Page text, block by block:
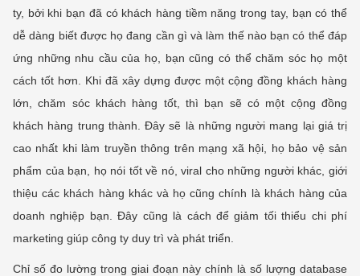
ty, bởi khi bạn đã có khách hàng tiềm năng trong tay, bạn có thể
dễ dàng biết được họ đang cần gì và làm thế nào bạn có thể đáp
ứng những nhu cầu của họ, bạn cũng có thể chăm sóc họ một
cách tốt hơn. Khi đã xây dựng được một cộng đồng khách hàng
lớn, chăm sóc khách hàng tốt, thì bạn sẽ có một cộng đồng
khách hàng trung thành. Đây sẽ là những người mang lại giá trị
cao nhất khi làm truyền thông trên mạng xã hội, họ bảo vệ sản
phẩm của bạn, họ nói tốt về nó, viral cho những người khác, giới
thiệu các khách hàng khác và họ cũng chính là khách hàng của
doanh nghiệp bạn. Đây cũng là cách để giảm tối thiểu chi phí
marketing giúp công ty duy trì và phát triển.
Chỉ số đo lường trong giai đoạn này chính là số lượng database